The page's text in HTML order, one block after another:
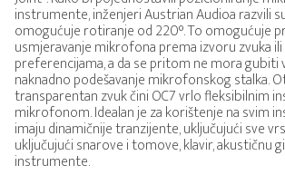
instrumente, inženjeri Austrian Audioa razvili
omogućuje rotiranje od 220°. To omogućuje
usmjeravanje mikrofona prema izvoru zvuka
preferencijama, a da se pritom ne mora gubiti
naknadno podešavanje mikrofonskog stalka.
transparentan zvuk čini OC7 vrlo fleksibilnim
mikrofonom. Idealan je za korištenje na svim
imaju dinamičnije tranzijente, uključujući sve
uključujući snarove i tomove, klavir, akustičnu
instrumente.